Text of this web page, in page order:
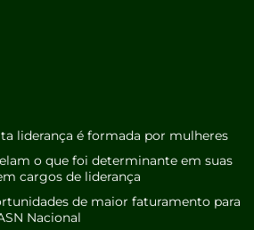
liderança é formada por mulheres
o que foi determinante em suas
cargos de liderança
de maior faturamento para
Nacional